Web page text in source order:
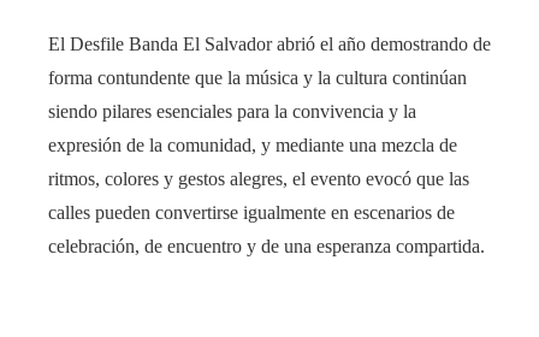
El Desfile Banda El Salvador abrió el año demostrando de
forma contundente que la música y la cultura continúan
siendo pilares esenciales para la convivencia y la
expresión de la comunidad, y mediante una mezcla de
ritmos, colores y gestos alegres, el evento evocó que las
calles pueden convertirse igualmente en escenarios de
celebración, de encuentro y de una esperanza compartida.